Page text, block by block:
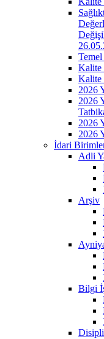
Kalite
Kalite
2026
2026
2026
2026
İdari
Adli
Arşiv
Bilgi